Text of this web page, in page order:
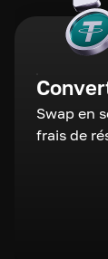
Swap en
frais de